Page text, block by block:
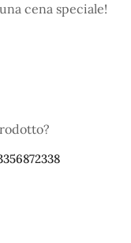
cena speciale!